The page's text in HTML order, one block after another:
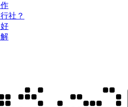
社？